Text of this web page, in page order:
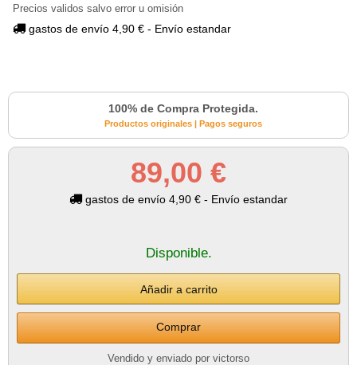
Precios validos salvo error u omisión
gastos de envío 4,90 € - Envío estandar
100% de Compra Protegida.
Productos originales | Pagos seguros
89,00 €
gastos de envío 4,90 € - Envío estandar
Disponible.
Comprar
Vendido y enviado por victorso